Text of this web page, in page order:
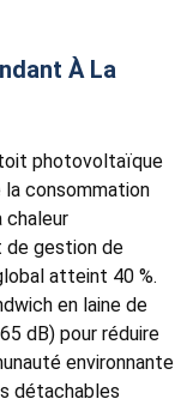
À La
photovoltaïque
consommation
chaleur
de gestion de
atteint 40 %.
en laine de
dB) pour réduire
environnante
détachables